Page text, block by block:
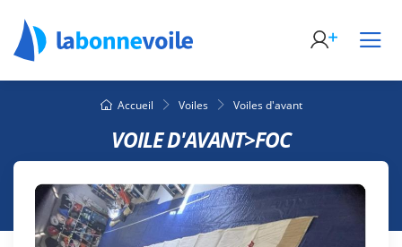
Accueil Voiles Voiles d'avant
VOILE D'AVANT>FOC